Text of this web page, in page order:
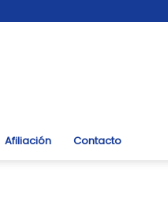
Afiliación Contacto